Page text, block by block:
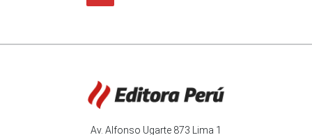
Av. Alfonso Ugarte 873 Lima 1